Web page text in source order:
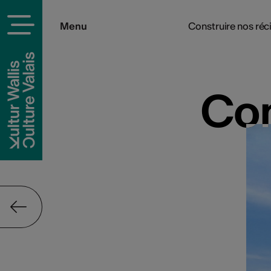
Menu Construire nos